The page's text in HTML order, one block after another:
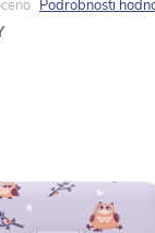
Podrobnosti